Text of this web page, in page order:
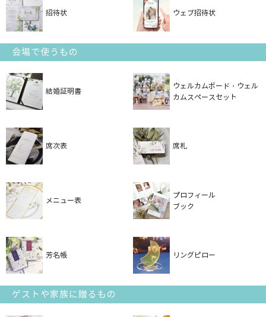
招待状 ウェブ招待状
会場で使うもの
結婚証明書
ウェルカムボード・ウェル
カムスペースセット
席次表 席札
メニュー表
プロフィール
ブック
芳名帳 リングピロー
ゲストや家族に贈るもの